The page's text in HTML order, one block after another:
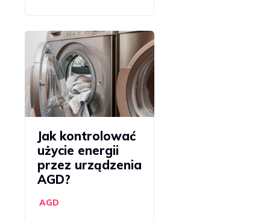
Jak kontrolować
użycie energii
przez urządzenia
AGD?
AGD